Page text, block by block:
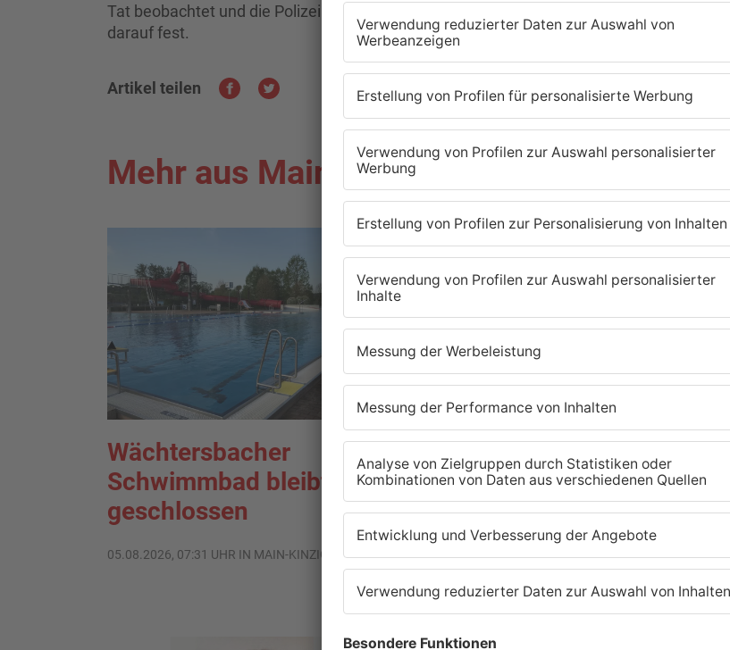
Tat beobachtet und die Polizei verständigt. Die nahm die zwei Tatverdächtigen dann kurz
darauf fest.
Artikel teilen
Mehr aus Main-Kinzig-Kreis
Wächtersbacher
Schwimmbad bleibt heute
geschlossen
05.08.2026, 07:31 UHR IN MAIN-KINZIG-KREIS
TOPNEWS
Neue Sperrungen rund um
Biebergemünd
02.08.2026, 08:33 UHR IN MAIN-KINZIG-KREIS